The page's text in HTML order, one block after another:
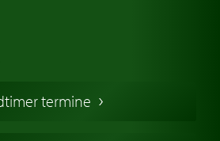
termine